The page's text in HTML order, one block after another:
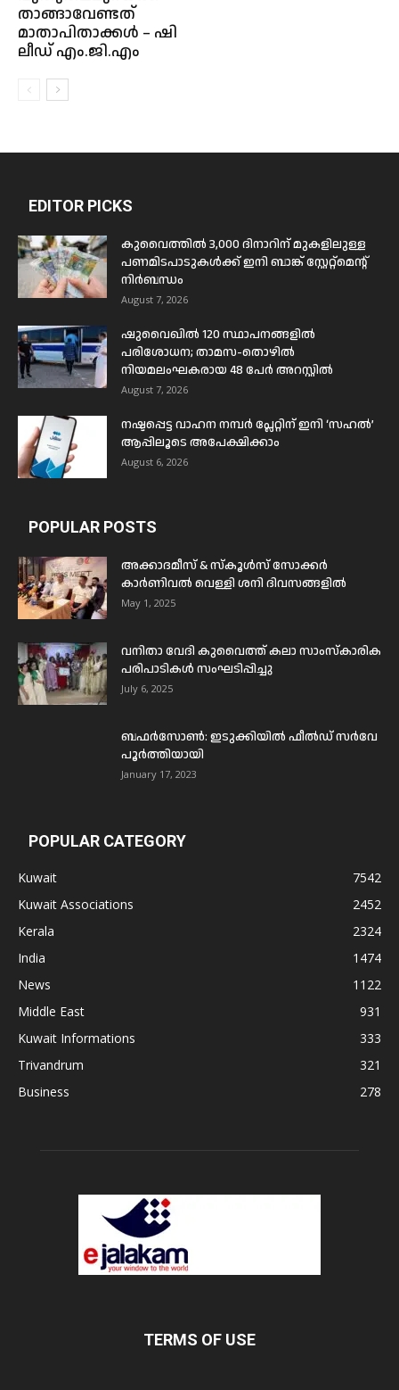
താങ്ങാവേണ്ടത്
മാതാപിതാക്കൾ – ഷി
ലീഡ് എം.ജി.എം
EDITOR PICKS
കുവൈത്തിൽ 3,000 ദിനാറിന് മുകളിലുള്ള
പണമിടപാടുകൾക്ക് ഇനി ബാങ്ക് സ്റ്റേറ്റ്മെന്റ്
നിർബന്ധം
August 7, 2026
ഷുവൈഖിൽ 120 സ്ഥാപനങ്ങളിൽ
പരിശോധന; താമസ-തൊഴിൽ
നിയമലംഘകരായ 48 പേർ അറസ്റ്റിൽ
August 7, 2026
നഷ്ടപ്പെട്ട വാഹന നമ്പർ പ്ലേറ്റിന് ഇനി ‘സഹൽ’
ആപ്പിലൂടെ അപേക്ഷിക്കാം
August 6, 2026
POPULAR POSTS
അക്കാദമീസ് & സ്കൂൾസ് സോക്കർ
കാർണിവൽ വെള്ളി ശനി ദിവസങ്ങളിൽ
May 1, 2025
വനിതാ വേദി കുവൈത്ത് കലാ സാംസ്കാരിക
പരിപാടികൾ സംഘടിപ്പിച്ചു
July 6, 2025
ബഫര്‍സോണ്‍: ഇടുക്കിയില്‍ ഫീല്‍ഡ് സര്‍വേ
പൂര്‍ത്തിയായി
January 17, 2023
POPULAR CATEGORY
Kuwait
7542
Kuwait Associations
2452
Kerala
2324
India
1474
News
1122
Middle East
931
Kuwait Informations
333
Trivandrum
321
Business
278
TERMS OF USE